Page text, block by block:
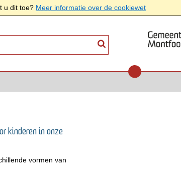
u dit toe? Meer informatie over de cookiewet
kinderen in onze
vormen van